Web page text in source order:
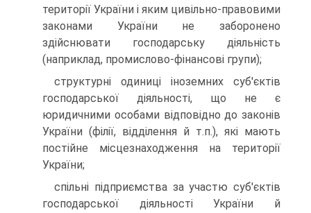
території України і яким цивільно-правовими
законами України не заборонено
здійснювати господарську діяльність
(наприклад, промислово-фінансові групи);
структурні одиниці іноземних суб'єктів
господарської діяль­ності, що не є
юридичними особами відповідно до законів
України (філії, відділення й т.п.), які мають
постійне місцезнаходження на території
України;
спільні підприємства за участю суб'єктів
господарської діяль­ності України й